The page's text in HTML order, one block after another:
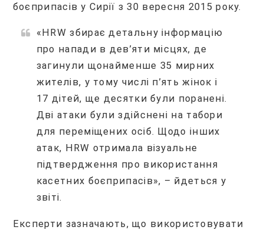
боєприпасів у Сирії з 30 вересня 2015 року.
«HRW збирає детальну інформацію
про напади в дев’яти місцях, де
загинули щонайменше 35 мирних
жителів, у тому числі п’ять жінок і
17 дітей, ще десятки були поранені.
Дві атаки були здійснені на табори
для переміщених осіб. Щодо інших
атак, HRW отримала візуальне
підтвердження про використання
касетних боєприпасів», – йдеться у
звіті.
Експерти зазначають, що використовувати